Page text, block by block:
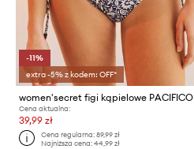
-11%
extra -5% z kodem: OFF*
women'secret figi kąpielowe PACIFICO
Cena aktualna:
39,99 zł
Cena regularna:89,99 zł
Najniższa cena:44,99 zł